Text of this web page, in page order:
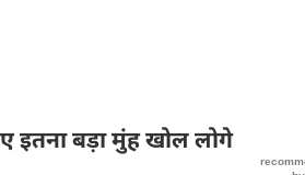
इतना बड़ा मुंह खोल लोगे